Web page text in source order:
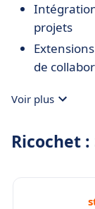
projets
de
Voir plus
Ricochet